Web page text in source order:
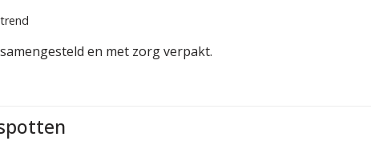
en met zorg verpakt.